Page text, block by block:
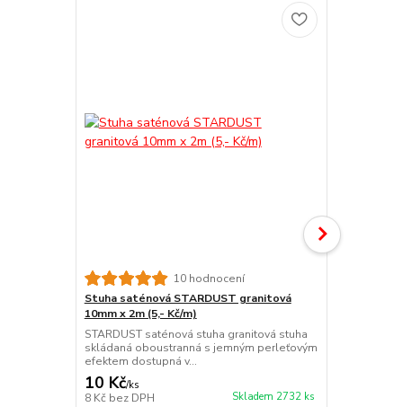
10 hodnocení
Stuha saténová STARDUST granitová
10mm x 2m (5,- Kč/m)
STARDUST saténová stuha granitová stuha
skládaná oboustranná s jemným perleťovým
efektem dostupná v...
10 Kč/ks
8 Kč bez DPH Skladem 2732 ks